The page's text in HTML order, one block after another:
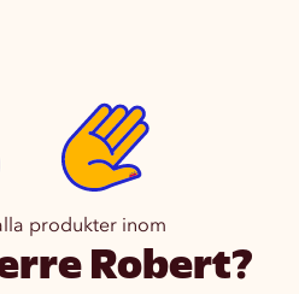
produkter inom
Robert?